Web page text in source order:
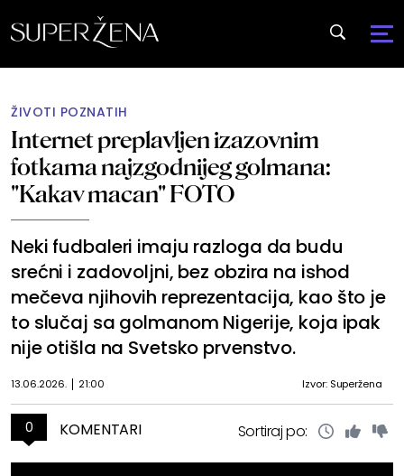
ŽIVOTI POZNATIH
Internet preplavljen izazovnim
fotkama najzgodnijeg golmana:
"Kakav macan" FOTO
Neki fudbaleri imaju razloga da budu
srećni i zadovoljni, bez obzira na ishod
mečeva njihovih reprezentacija, kao što je
to slučaj sa golmanom Nigerije, koja ipak
nije otišla na Svetsko prvenstvo.
13.06.2026. 21:00 Izvor: Superžena
0 KOMENTARI Sortiraj po: